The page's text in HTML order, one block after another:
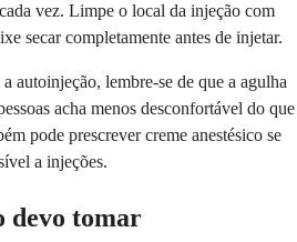
vez. Limpe o local da injeção com
secar completamente antes de injetar.
autoinjeção, lembre-se de que a agulha
acha menos desconfortável do que
pode prescrever creme anestésico se
a injeções.
devo tomar